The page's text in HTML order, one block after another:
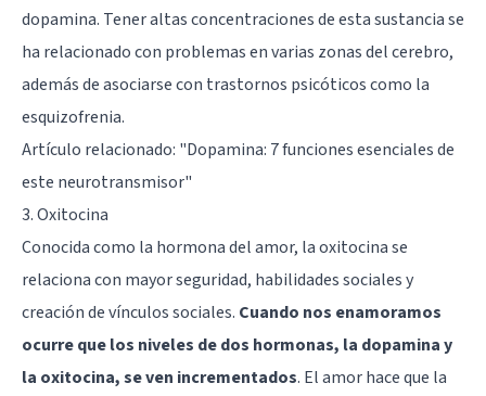
dopamina. Tener altas concentraciones de esta sustancia se
ha relacionado con problemas en varias zonas del cerebro,
además de asociarse con trastornos psicóticos como la
esquizofrenia.
Artículo relacionado: "Dopamina: 7 funciones esenciales de
este neurotransmisor"
3. Oxitocina
Conocida como la hormona del amor, la oxitocina se
relaciona con mayor seguridad, habilidades sociales y
creación de vínculos sociales. Cuando nos enamoramos
ocurre que los niveles de dos hormonas, la dopamina y
la oxitocina, se ven incrementados. El amor hace que la